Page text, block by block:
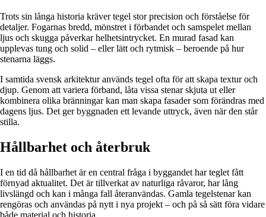
Trots sin långa historia kräver tegel stor precision och förståelse för
detaljer. Fogarnas bredd, mönstret i förbandet och samspelet mellan
ljus och skugga påverkar helhetsintrycket. En murad fasad kan
upplevas tung och solid – eller lätt och rytmisk – beroende på hur
stenarna läggs.
I samtida svensk arkitektur används tegel ofta för att skapa textur och
djup. Genom att variera förband, låta vissa stenar skjuta ut eller
kombinera olika bränningar kan man skapa fasader som förändras med
dagens ljus. Det ger byggnaden ett levande uttryck, även när den står
stilla.
Hållbarhet och återbruk
I en tid då hållbarhet är en central fråga i byggandet har teglet fått
förnyad aktualitet. Det är tillverkat av naturliga råvaror, har lång
livslängd och kan i många fall återanvändas. Gamla tegelstenar kan
rengöras och användas på nytt i nya projekt – och på så sätt föra vidare